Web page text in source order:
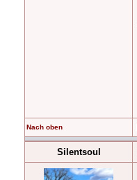
Nach oben
Silentsoul